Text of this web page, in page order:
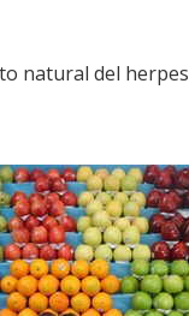
natural del herpes